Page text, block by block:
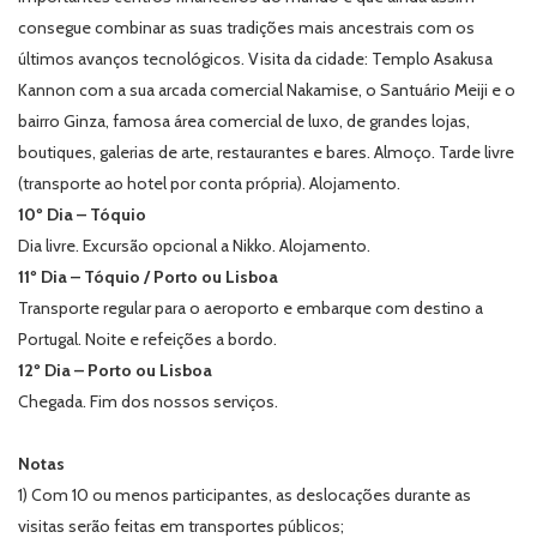
consegue combinar as suas tradições mais ancestrais com os
últimos avanços tecnológicos. Visita da cidade: Templo Asakusa
Kannon com a sua arcada comercial Nakamise, o Santuário Meiji e o
bairro Ginza, famosa área comercial de luxo, de grandes lojas,
boutiques, galerias de arte, restaurantes e bares. Almoço. Tarde livre
(transporte ao hotel por conta própria). Alojamento.
10º Dia – Tóquio
Dia livre. Excursão opcional a Nikko. Alojamento.
11º Dia – Tóquio / Porto ou Lisboa
Transporte regular para o aeroporto e embarque com destino a
Portugal. Noite e refeições a bordo.
12º Dia – Porto ou Lisboa
Chegada. Fim dos nossos serviços.
Notas
1) Com 10 ou menos participantes, as deslocações durante as
visitas serão feitas em transportes públicos;